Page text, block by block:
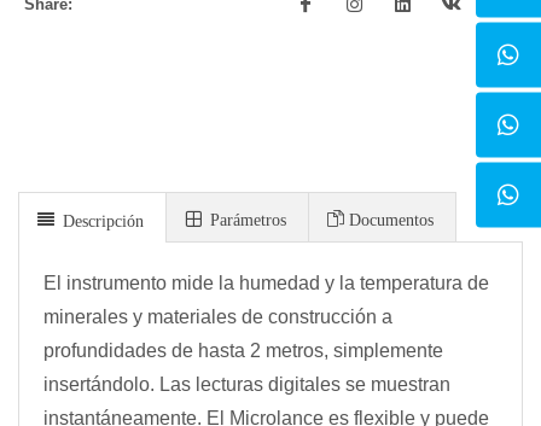
Share:
Descripción Parámetros Documentos
El instrumento mide la humedad y la temperatura de
minerales y materiales de construcción a
profundidades de hasta 2 metros, simplemente
insertándolo. Las lecturas digitales se muestran
instantáneamente. El Microlance es flexible y puede